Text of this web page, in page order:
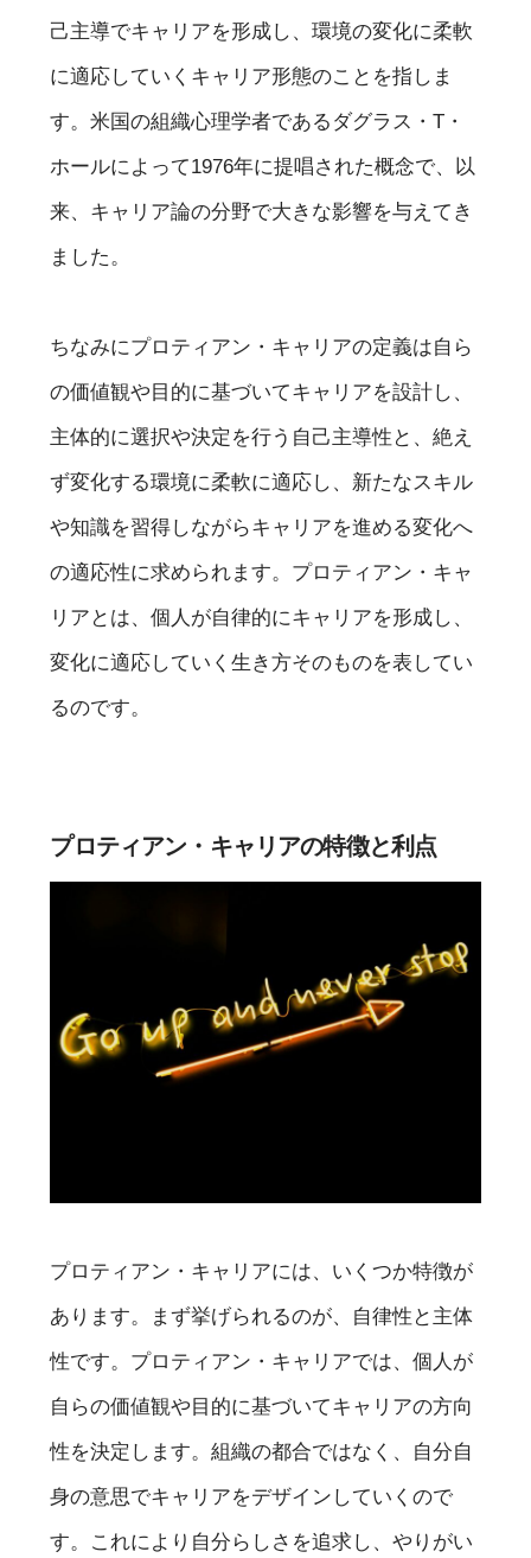
己主導でキャリアを形成し、環境の変化に柔軟
に適応していくキャリア形態のことを指しま
す。米国の組織心理学者であるダグラス・T・
ホールによって1976年に提唱された概念で、以
来、キャリア論の分野で大きな影響を与えてき
ました。
ちなみにプロティアン・キャリアの定義は自ら
の価値観や目的に基づいてキャリアを設計し、
主体的に選択や決定を行う自己主導性と、絶え
ず変化する環境に柔軟に適応し、新たなスキル
や知識を習得しながらキャリアを進める変化へ
の適応性に求められます。プロティアン・キャ
リアとは、個人が自律的にキャリアを形成し、
変化に適応していく生き方そのものを表してい
るのです。
プロティアン・キャリアの特徴と利点
プロティアン・キャリアには、いくつか特徴が
あります。まず挙げられるのが、自律性と主体
性です。プロティアン・キャリアでは、個人が
自らの価値観や目的に基づいてキャリアの方向
性を決定します。組織の都合ではなく、自分自
身の意思でキャリアをデザインしていくので
す。これにより自分らしさを追求し、やりがい